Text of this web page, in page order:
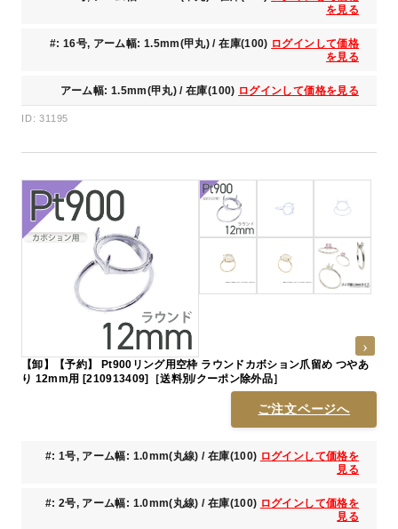
を見る
#: 16号, アーム幅: 1.5mm(甲丸) / 在庫(100) ログインして価格
を見る
アーム幅: 1.5mm(甲丸) / 在庫(100) ログインして価格を見る
ID: 31195
【卸】【予約】 Pt900リング用空枠 ラウンドカボション爪留め つやあ
り 12mm用 [210913409]［送料別/クーポン除外品］
ご注文ページへ
#: 1号, アーム幅: 1.0mm(丸線) / 在庫(100) ログインして価格を
見る
#: 2号, アーム幅: 1.0mm(丸線) / 在庫(100) ログインして価格を
見る